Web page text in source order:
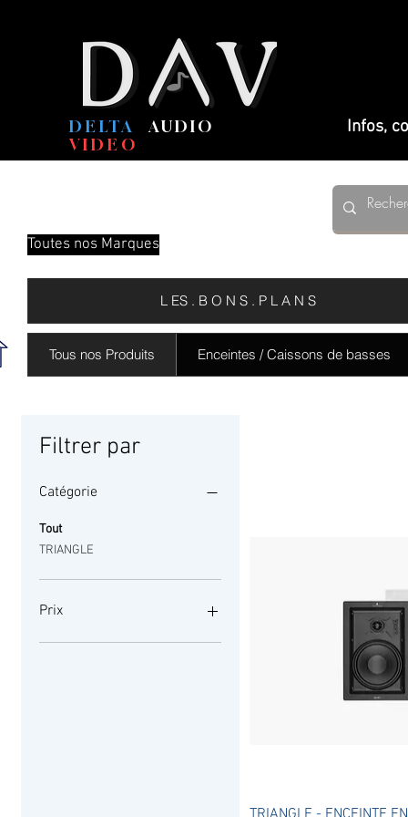
Filtrer par
Catégorie
Tout
TRIANGLE
Prix
Aperçu
Tous nos Produits Enceintes / Caissons de basses
DELTA
AUDIO
VIDEO
Infos,
L ES . B O N S . P L A N S
Toutes nos Marques